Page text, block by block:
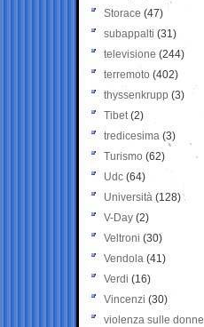
Storace (47)
subappalti (31)
televisione(244)
terremoto (402)
thyssenkrupp (3)
Tibet(2)
tredicesima (3)
Turismo (62)
Udc (64)
Università (128)
V-Day (2)
Veltroni (30)
Vendola (41)
Verdi (16)
Vincenzi (30)
violenza sulle donne